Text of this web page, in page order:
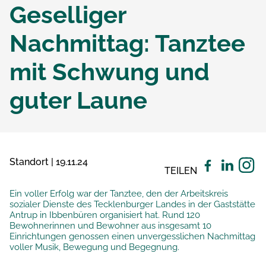
Geselliger
Nachmittag: Tanztee
mit Schwung und
guter Laune
Standort | 19.11.24
TEILEN
Ein voller Erfolg war der Tanztee, den der Arbeitskreis
sozialer Dienste des Tecklenburger Landes in der Gaststätte
Antrup in Ibbenbüren organisiert hat. Rund 120
Bewohnerinnen und Bewohner aus insgesamt 10
Einrichtungen genossen einen unvergesslichen Nachmittag
voller Musik, Bewegung und Begegnung.